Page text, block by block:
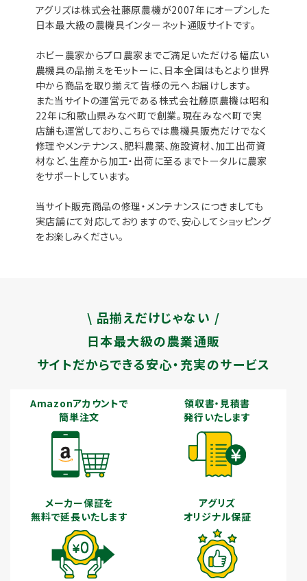
アグリズは株式会社藤原農機が2007年にオープンした
日本最大級の農機具インターネット通販サイトです。
ホビー農家からプロ農家までご満足いただける幅広い
農機具の品揃えをモットーに、日本全国はもとより世界
中から商品を取り揃えて皆様の元へお届けします。
また当サイトの運営元である株式会社藤原農機は昭和
22年に和歌山県みなべ町で創業。現在みなべ町で実
店舗も運営しており、こちらでは農機具販売だけでなく
修理やメンテナンス、肥料農薬、施設資材、加工出荷資
材など、生産から加工・出荷に至るまでトータルに農家
をサポートしています。
当サイト販売商品の修理・メンテナンスにつきましても
実店舗にて対応しておりますので、安心してショッピング
をお楽しみください。
\ 品揃えだけじゃない /
日本最大級の農業通販
サイトだからできる安心・充実のサービス
Amazonアカウントで
簡単注文
領収書・見積書
発行いたします
メーカー保証を
無料で延長いたします
アグリズ
オリジナル保証